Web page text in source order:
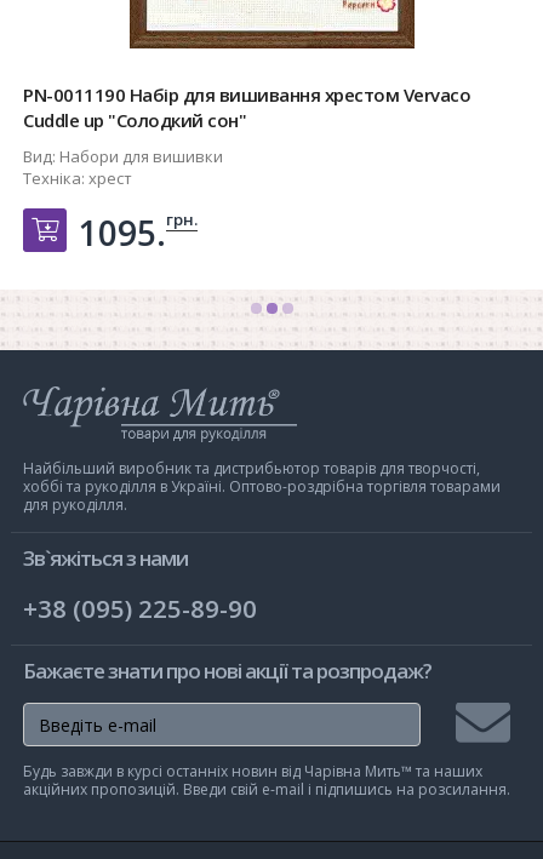
PN-0011190 Набір для вишивання хрестом Vervaco
Cuddle up "Солодкий сон"
Вид: Набори для вишивки
Техніка: хрест
Добавить в корзину
1095.грн.
Інтернет-
магазин
Мить
Найбільший виробник та дистрибьютор товарів для творчості,
хоббі та рукоділля в Україні. Оптово-роздрібна торгівля товарами
для рукоділля.
Зв`яжіться з нами
+38 (095) 225-89-90
Бажаєте знати про нові акції та розпродаж?
на
Будь завжди в курсі останніх новин від Чарівна Мить™ та наших
акційних пропозицій. Введи свій e-mail і підпишись на розсилання.